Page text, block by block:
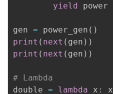
yield
power
gen = power_gen ( )
print ( next ( gen ) )
print ( next ( gen ) )
# Lambda
double = lambda x : x